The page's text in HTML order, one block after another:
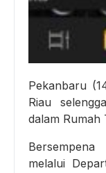
Pekanbaru
Riau
dalam Rumah
melalui